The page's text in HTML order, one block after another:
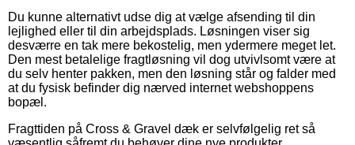
Du kunne alternativt udse dig at vælge afsending til din
lejlighed eller til din arbejdsplads. Løsningen viser sig
desværre en tak mere bekostelig, men ydermere meget let.
Den mest betalelige fragtløsning vil dog utvivlsomt være at
du selv henter pakken, men den løsning står og falder med
at du fysisk befinder dig nærved internet webshoppens
bopæl.
Fragttiden på Cross & Gravel dæk er selvfølgelig ret så